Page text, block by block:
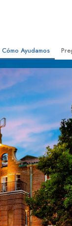
de
Cómo Ayudamos
El Camino a la Felicidad
Applied Scholastics
Criminon
Narconon
La Verdad Sobre las
Unidos por los
Comisión de
Derechos Humanos
Ministros Voluntarios